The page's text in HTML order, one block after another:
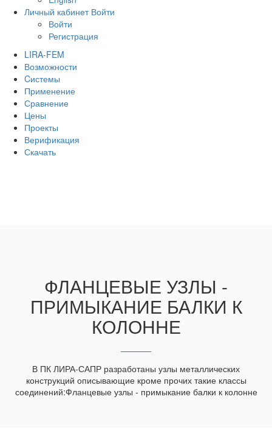
Личный кабинет Войти
Войти
Регистрация
LIRA-FEM
Возможности
Cистемы
Применение
Сравнение
Цены
Проекты
Верификация
Скачать
ФЛАНЦЕВЫЕ УЗЛЫ -
ПРИМЫКАНИЕ БАЛКИ К
КОЛОННЕ
В ПК ЛИРА-САПР разработаны узлы металлических
конструкций описывающие кроме прочих такие классы
соединений:Фланцевые узлы - примыкание балки к колонне